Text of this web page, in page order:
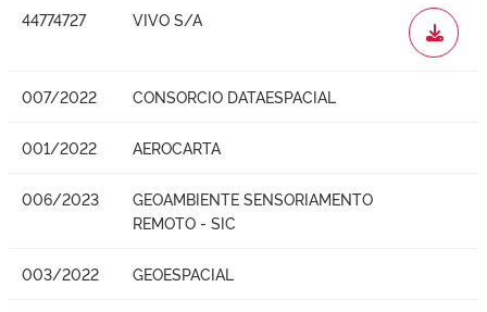
44774727 VIVO S/A
WORD
007/2022 CONSORCIO DATAESPACIAL
001/2022 AEROCARTA
006/2023
GEOAMBIENTE SENSORIAMENTO
REMOTO - SIC
003/2022 GEOESPACIAL